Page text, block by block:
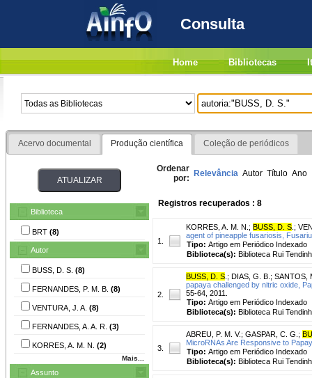
Consulta
Home Bibliotecas
Acervo documental Produção científica Coleção de periódicos
Biblioteca
BRT (8)
Autor
BUSS, D. S. (8)
FERNANDES, P. M. B. (8)
VENTURA, J. A. (8)
FERNANDES, A. A. R. (3)
KORRES, A. M. N. (2)
Mais...
Assunto
Ordenar
por: Relevância Autor Título Ano
Registros recuperados : 8
1.
KORRES, A. M. N. ; BUSS, D. S ;
agent of pineapple fusariosis,
Tipo: Artigo em Periódico Indexado
Biblioteca(s): Biblioteca Rui
2.
BUSS, D. S ; DIAS, G. B. ; SANTOS,
papaya challenged by nitric oxide,
55-64, 2011.
Tipo: Artigo em Periódico Indexado
Biblioteca(s): Biblioteca Rui
3.
ABREU, P. M. V.; GASPAR, C. G. ;
MicroRNAs Are Responsive to
Tipo: Artigo em Periódico Indexado
Biblioteca(s): Biblioteca Rui